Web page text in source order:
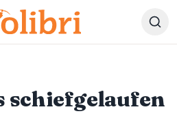
schiefgelaufen